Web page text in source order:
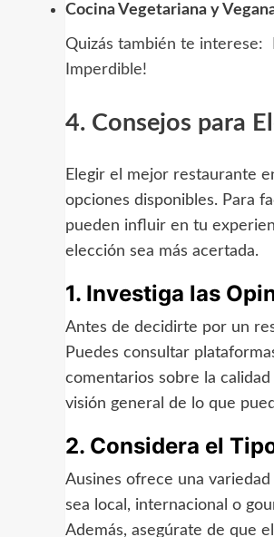
Cocina Vegetariana y
Quizás también te interese:
Imperdible!
4. Consejos para
Elegir el mejor restaurante
opciones disponibles. Para
pueden influir en tu
elección sea más acertada.
1. Investiga las
Antes de decidirte por un
Puedes consultar
comentarios sobre la
visión general de lo que
2. Considera el
Ausines ofrece una
sea local, internacional o
Además, asegúrate de que